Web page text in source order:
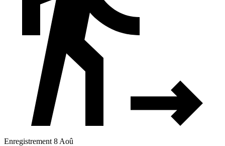
Enregistrement 8 Aoû